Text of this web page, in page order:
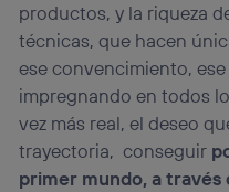
productos, y la riqueza
técnicas, que hacen
ese convencimiento,
impregnando en todos
vez más real, el deseo
trayectoria, conseguir
primer mundo, a través